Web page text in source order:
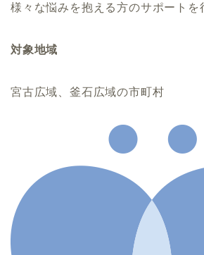
様々な悩みを抱える方のサポートを
対象地域
宮古広域、釜石広域の市町村